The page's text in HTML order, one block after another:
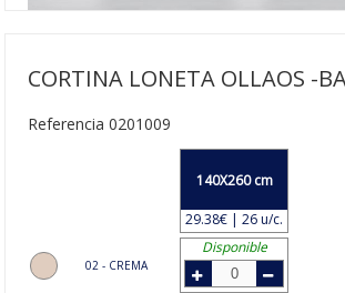
CORTINA LONETA OLLAOS -
Referencia 0201009
02 - CREMA
140X260 cm
29.38€ | 26 u/c.
Disponible